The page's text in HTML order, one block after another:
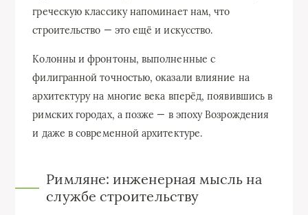
греческую классику напоминает нам, что
строительство — это ещё и искусство.
Колонны и фронтоны, выполненные с
филигранной точностью, оказали влияние на
архитектуру на многие века вперёд, появившись в
римских городах, а позже — в эпоху Возрождения
и даже в современной архитектуре.
Римляне: инженерная мысль на
службе строительству